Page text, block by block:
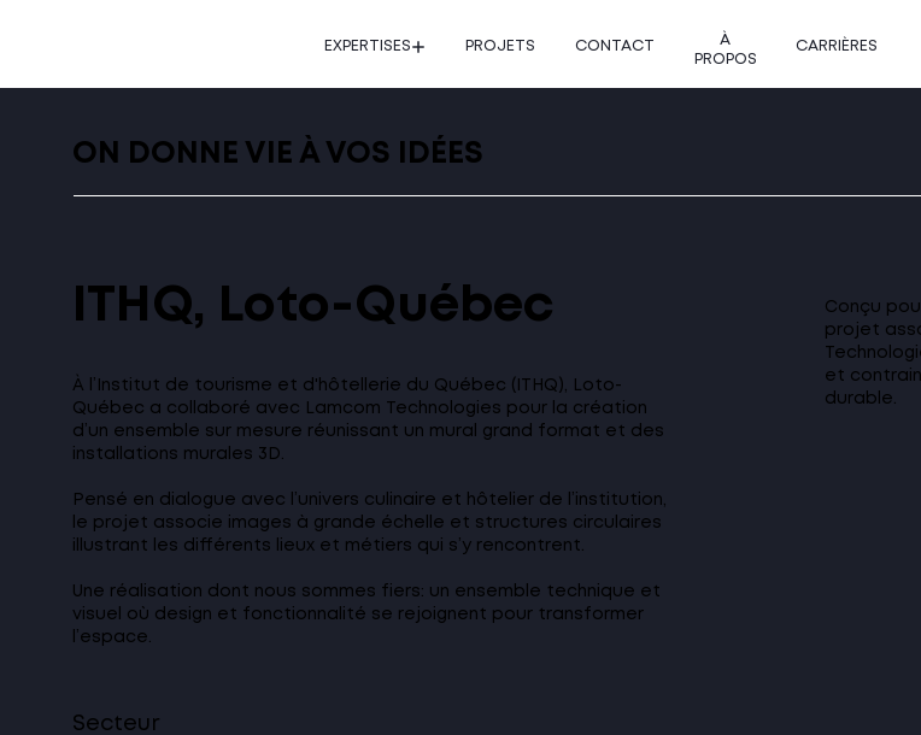
EXPERTISES PROJETS CONTACT
À
PROPOS
CARRIÈRES
ON DONNE VIE À VOS IDÉES
ITHQ, Loto-Québec
À l’Institut de tourisme et d'hôtellerie du Québec (ITHQ), Loto-
Québec a collaboré avec Lamcom Technologies pour la création
d’un ensemble sur mesure réunissant un mural grand format et des
installations murales 3D.
Pensé en dialogue avec l’univers culinaire et hôtelier de l’institution,
le projet associe images à grande échelle et structures circulaires
illustrant les différents lieux et métiers qui s’y rencontrent.
Une réalisation dont nous sommes fiers: un ensemble technique et
visuel où design et fonctionnalité se rejoignent pour transformer
l’espace.
Secteur
Conçu
projet
et
durable.